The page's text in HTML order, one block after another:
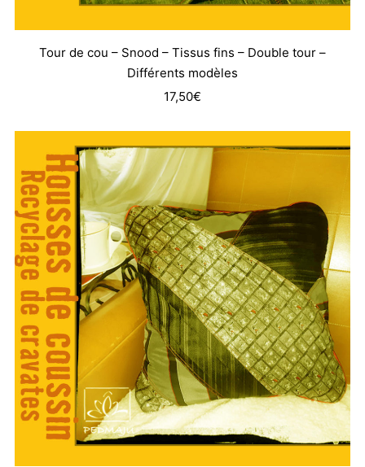
Tour de cou – Snood – Tissus fins – Double tour –
Différents modèles
17,50€